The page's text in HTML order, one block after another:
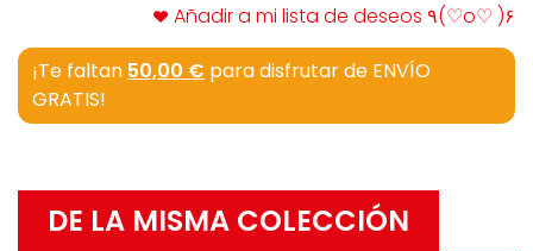
Añadir a mi lista de deseos ٩(♡o♡ )۶
¡Te faltan 50,00 € para disfrutar de ENVÍO
GRATIS!
DE LA MISMA COLECCIÓN